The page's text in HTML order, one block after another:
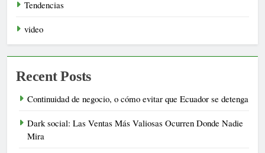
Tendencias
video
Recent Posts
Continuidad de negocio, o cómo evitar que Ecuador se detenga
Dark social: Las Ventas Más Valiosas Ocurren Donde Nadie
Mira